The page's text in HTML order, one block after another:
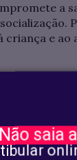
Não saia
a
e